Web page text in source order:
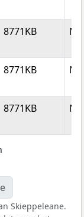
8771KB
8771KB
8771KB
Skieppeleane.